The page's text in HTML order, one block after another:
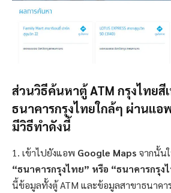
ส่วนวิธีค้นหาตู้ ATM กรุงไทยสี
ธนาคารกรุงไทยใกล้ๆ ผ่านแอ
มีวิธีทำดังนี้
1. เข้าไปยังแอพ Google Maps จากนั้น
“ธนาคารกรุงไทย” หรือ “ธนาคารกรุง
นี้ข้อมูลทั้งตู้ ATM และข้อมูลสาขาธนาคา